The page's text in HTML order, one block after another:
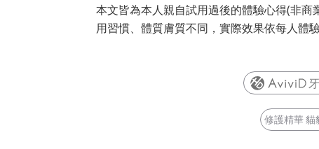
本文皆為本人親自試用過後的體驗心得(非
用習慣、體質膚質不同，實際效果依每人體驗
修護精華 貓